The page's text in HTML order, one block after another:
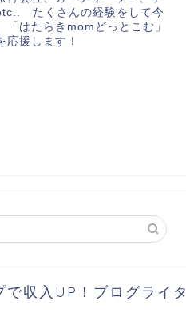
たくさんの経験をして今
「はたらきmomどっとこむ」
応援します！
で収入UP！ブログライタ